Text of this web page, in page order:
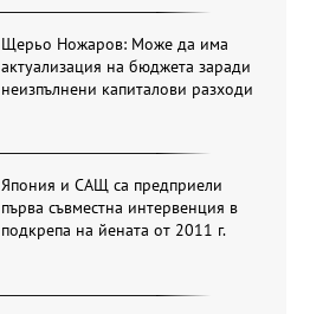
Щерьо Ножаров: Може да има
актуализация на бюджета заради
неизпълнени капиталови разходи
Япония и САЩ са предприели
първа съвместна интервенция в
подкрепа на йената от 2011 г.